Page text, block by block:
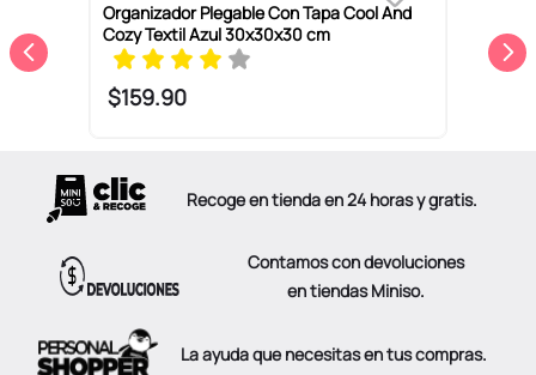
Organizador Plegable Con Tapa Cool And
Cozy Textil Azul 30x30x30 cm
$159.90
Recoge en tienda en 24 horas y gratis.
Contamos con devoluciones
en tiendas Miniso.
La ayuda que necesitas en tus compras.